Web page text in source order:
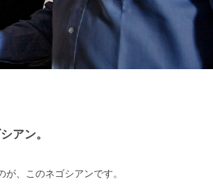
アン。
、このネゴシアンです。